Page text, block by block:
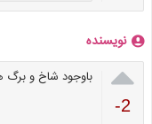
نویسنده

-2
باوجود شاخ و برگ